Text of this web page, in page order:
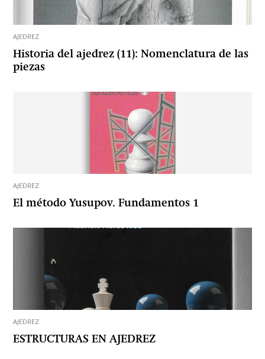
AJEDREZ
Historia del ajedrez (11): Nomenclatura de las
piezas
AJEDREZ
El método Yusupov. Fundamentos 1
AJEDREZ
ESTRUCTURAS EN AJEDREZ